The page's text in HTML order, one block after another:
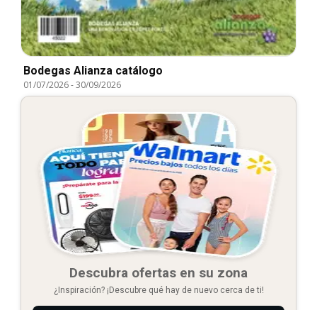
Bodegas Alianza catálogo
01/07/2026-30/09/2026
Descubra ofertas en su zona
¿Inspiración? ¡Descubre qué hay de nuevo cerca de ti!